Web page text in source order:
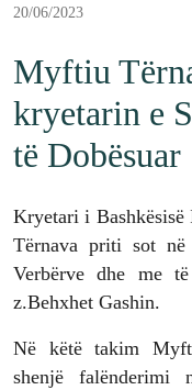
20/06/2023
Myftiu
kryetarin e
të Dobësuar
Kryetari i
Tërnava priti sot
Verbërve dhe me
z.Behxhet Gashin.
Në këtë takim
shenjë